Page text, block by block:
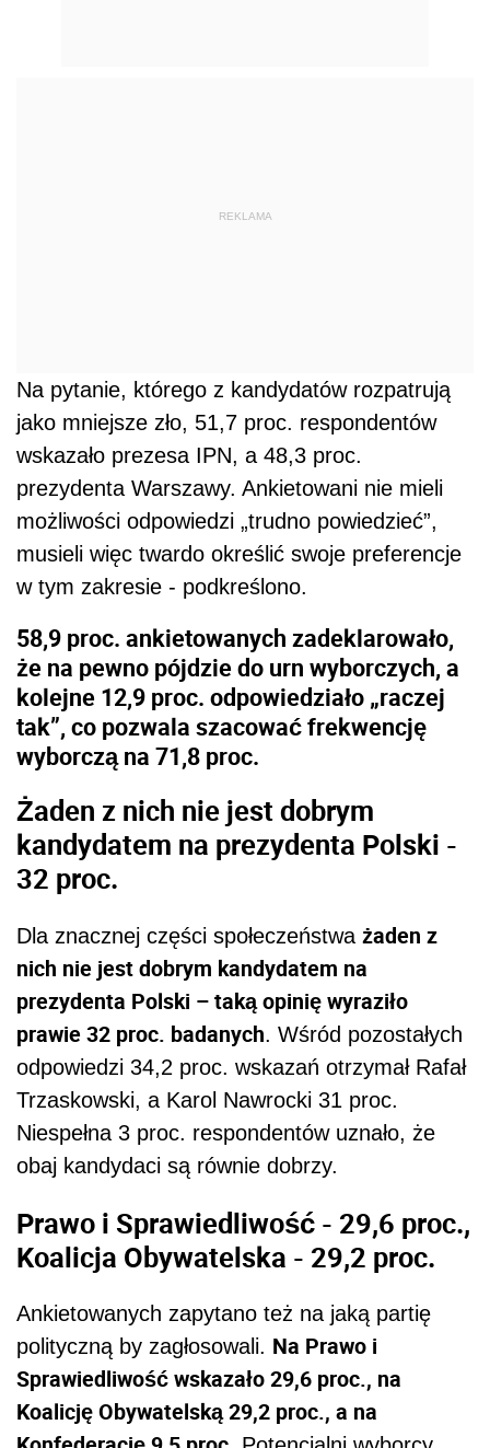
REKLAMA
Na pytanie, którego z kandydatów rozpatrują
jako mniejsze zło, 51,7 proc. respondentów
wskazało prezesa IPN, a 48,3 proc.
prezydenta Warszawy. Ankietowani nie mieli
możliwości odpowiedzi „trudno powiedzieć”,
musieli więc twardo określić swoje preferencje
w tym zakresie - podkreślono.
58,9 proc. ankietowanych zadeklarowało,
że na pewno pójdzie do urn wyborczych, a
kolejne 12,9 proc. odpowiedziało „raczej
tak”, co pozwala szacować frekwencję
wyborczą na 71,8 proc.
Żaden z nich nie jest dobrym
kandydatem na prezydenta Polski -
32 proc.
Dla znacznej części społeczeństwa żaden z
nich nie jest dobrym kandydatem na
prezydenta Polski – taką opinię wyraziło
prawie 32 proc. badanych. Wśród pozostałych
odpowiedzi 34,2 proc. wskazań otrzymał Rafał
Trzaskowski, a Karol Nawrocki 31 proc.
Niespełna 3 proc. respondentów uznało, że
obaj kandydaci są równie dobrzy.
Prawo i Sprawiedliwość - 29,6 proc.,
Koalicja Obywatelska - 29,2 proc.
Ankietowanych zapytano też na jaką partię
polityczną by zagłosowali. Na Prawo i
Sprawiedliwość wskazało 29,6 proc., na
Koalicję Obywatelską 29,2 proc., a na